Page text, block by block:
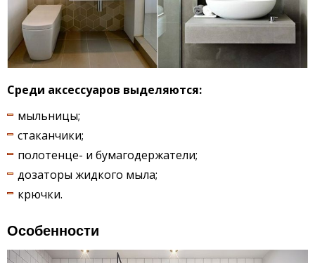
Среди аксессуаров выделяются:
мыльницы;
стаканчики;
полотенце- и бумагодержатели;
дозаторы жидкого мыла;
крючки.
Особенности